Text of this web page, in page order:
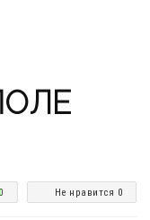
Не нравится 0